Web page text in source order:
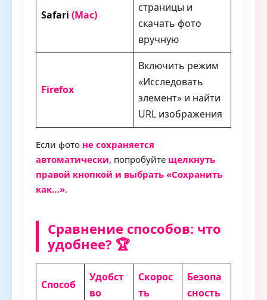
Safari (Mac)
страницы и
скачать фото
вручную
Firefox
Включить режим
«Исследовать
элемент» и найти
URL изображения
Если фото не сохраняется
автоматически, попробуйте щелкнуть
правой кнопкой и выбрать «Сохранить
как…».
Сравнение способов: что
удобнее? 🏆
Способ
Удобст
во
Скорос
ть
Безопа
сность